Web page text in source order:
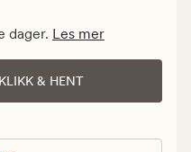
dager. Les mer
KLIKK & HENT